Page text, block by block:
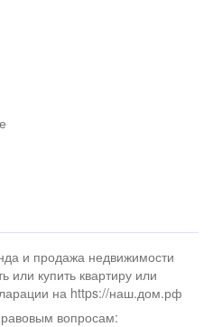
и продажа недвижимости
или купить квартиру или
на https://наш.дом.рф
вопросам: